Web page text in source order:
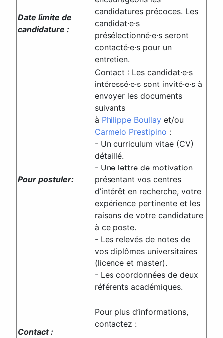
Date limite de
candidature :
candidatures précoces. Les
candidat·e·s
présélectionné·e·s seront
contacté·e·s pour un
entretien.
Pour postuler:
Contact : Les candidat·e·s
intéressé·e·s sont invité·e·s à
envoyer les documents
suivants
à Philippe Boullay et/ou
Carmelo Prestipino :
- Un curriculum vitae (CV)
détaillé.
- Une lettre de motivation
présentant vos centres
d’intérêt en recherche, votre
expérience pertinente et les
raisons de votre candidature
à ce poste.
- Les relevés de notes de
vos diplômes universitaires
(licence et master).
- Les coordonnées de deux
référents académiques.
Contact :
Pour plus d’informations,
contactez :